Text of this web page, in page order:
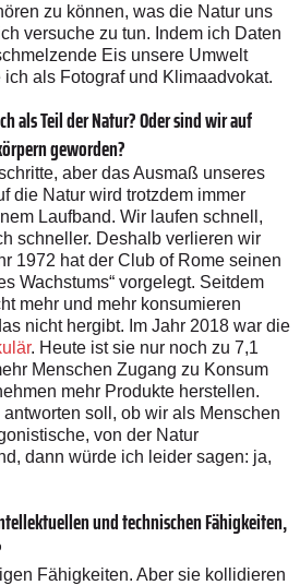
zu können, was die Natur uns
versuche zu tun. Indem ich Daten
Eis unsere Umwelt
als Fotograf und Klimaadvokat.
als Teil der Natur? Oder sind wir auf
geworden?
aber das Ausmaß unseres
die Natur wird trotzdem immer
Laufband. Wir laufen schnell,
schneller. Deshalb verlieren wir
1972 hat der Club of Rome seinen
Wachstums“ vorgelegt. Seitdem
mehr und mehr konsumieren
nicht hergibt. Im Jahr 2018 war die
. Heute ist sie nur noch zu 7,1
Menschen Zugang zu Konsum
mehr Produkte herstellen.
soll, ob wir als Menschen
von der Natur
dann würde ich leider sagen: ja,
und technischen Fähigkeiten,
Fähigkeiten. Aber sie kollidieren